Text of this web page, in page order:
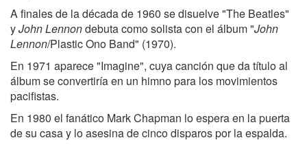
A finales de la década de 1960 se disuelve "The Beatles"
yJohn Lennondebuta como solista con el álbum "John
Lennon/Plastic Ono Band" (1970).
En 1971 aparece "Imagine", cuya canción que da título al
álbum se convertiría en un himno para los movimientos
pacifistas.
En 1980 el fanático Mark Chapman lo espera en la puerta
de su casa y lo asesina de cinco disparos por la espalda.